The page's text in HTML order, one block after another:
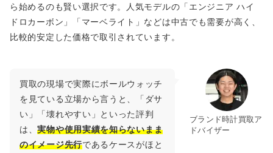
ら始めるのも賢い選択です。人気モデルの「エンジニア ハイ
ドロカーボン」「マーベライト」などは中古でも需要が高く、
比較的安定した価格で取引されています。
ブランド時計買取ア
ドバイザー
買取の現場で実際にボールウォッチ
を見ている立場から言うと、「ダサ
い」「壊れやすい」といった評判
は、実物や使用実績を知らないまま
のイメージ先行であるケースがほと